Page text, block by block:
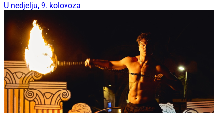
U nedjelju, 9. kolovoza